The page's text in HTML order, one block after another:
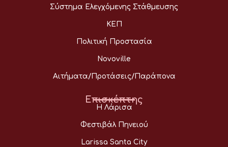
Σύστημα Ελεγχόμενης Στάθμευσης
ΚΕΠ
Πολιτική Προστασία
Novoville
Αιτήματα/Προτάσεις/Παράπονα
Επισκέπτης
Η Λάρισα
Φεστιβάλ Πηνειού
Larissa Santa City